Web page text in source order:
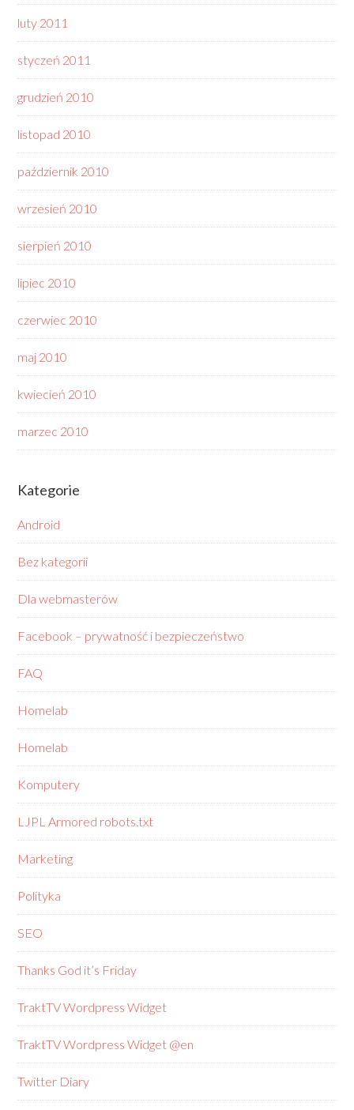
luty 2011
styczeń 2011
grudzień 2010
listopad 2010
październik 2010
wrzesień 2010
sierpień 2010
lipiec 2010
czerwiec 2010
maj 2010
kwiecień 2010
marzec 2010
Kategorie
Android
Bez kategorii
Dla webmasterów
Facebook – prywatność i bezpieczeństwo
FAQ
Homelab
Homelab
Komputery
LJPL Armored robots.txt
Marketing
Polityka
SEO
Thanks God it’s Friday
TraktTV Wordpress Widget
TraktTV Wordpress Widget @en
Twitter Diary